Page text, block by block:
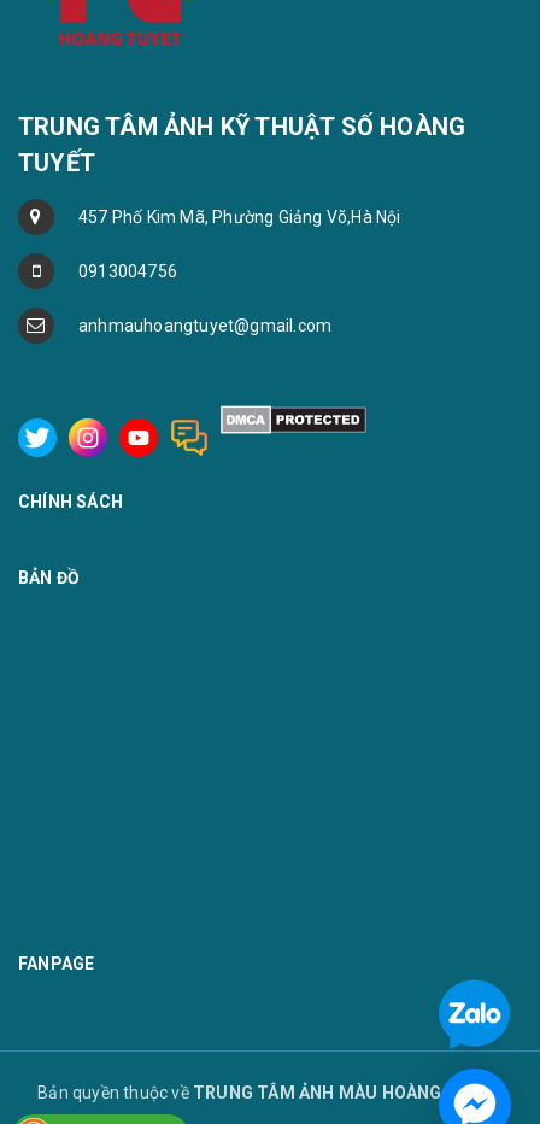
TRUNG TÂM ẢNH KỸ THUẬT SỐ HOÀNG
TUYẾT
457 Phố Kim Mã, Phường Giảng Võ,Hà Nội
0913004756
anhmauhoangtuyet@gmail.com
CHÍNH SÁCH
BẢN ĐỒ
FANPAGE
Bản quyền thuộc về TRUNG TÂM ẢNH MÀU HOÀNG TUYẾT